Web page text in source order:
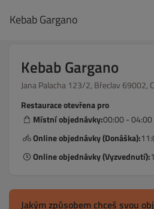
Kebab Gargano
Kebab Gargano
Jana Palacha 123/2, Břeclav 69002,
Restaurace otevřena pro
Místní objednávky:00:00 -
Online objednávky (Donáška):
Online objednávky (Vyzvednutí):
Jakým způsobem chceš svou